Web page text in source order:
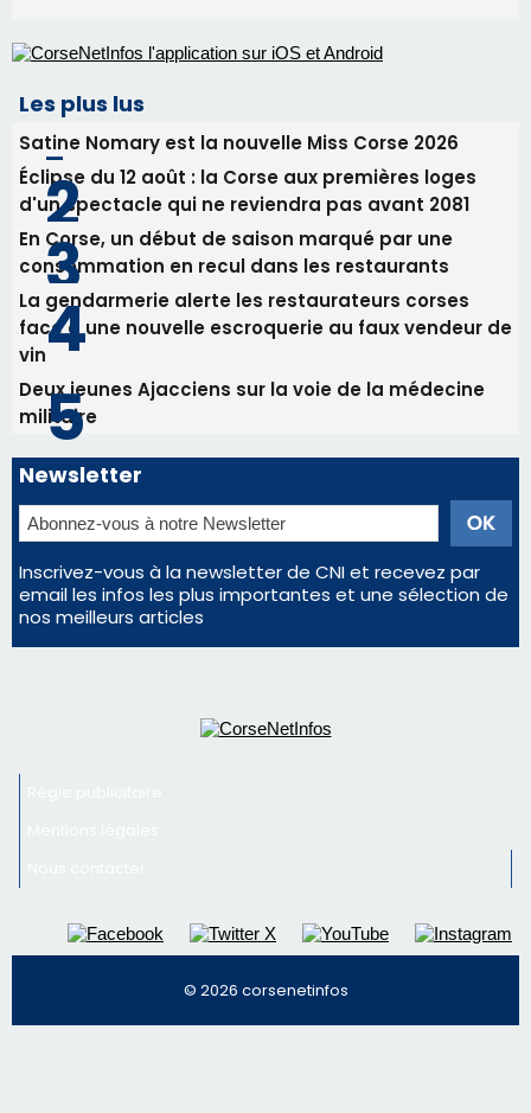
Les plus lus
Satine Nomary est la nouvelle Miss Corse 2026
Éclipse du 12 août : la Corse aux premières loges
d'un spectacle qui ne reviendra pas avant 2081
En Corse, un début de saison marqué par une
consommation en recul dans les restaurants
La gendarmerie alerte les restaurateurs corses
face à une nouvelle escroquerie au faux vendeur de
vin
Deux jeunes Ajacciens sur la voie de la médecine
militaire
Newsletter
Inscrivez-vous à la newsletter de CNI et recevez par
email les infos les plus importantes et une sélection de
nos meilleurs articles
© 2026 corsenetinfos